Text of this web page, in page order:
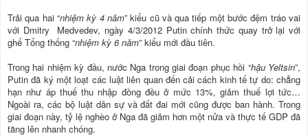
Trải qua hai “nhiệm kỳ 4 năm” kiểu cũ và qua tiếp một bước đệm tráo vai
với Dmitry Medvedev, ngày 4/3/2012 Putin chính thức quay trở lại với
ghế Tổng thống “nhiệm kỳ 6 năm” kiểu mới đầu tiên.
Trong hai nhiệm kỳ đầu, nước Nga trong giai đoạn phục hồi “hậu Yeltsin”,
Putin đã ký một loạt các luật liên quan đến cải cách kinh tế tự do: chẳng
hạn như áp thuế thu nhập đồng đều ở mức 13%, giảm thuế lợi tức…
Ngoài ra, các bộ luật dân sự và đất đai mới cũng được ban hành. Trong
giai đoạn này, tỷ lệ nghèo ở Nga đã giảm hơn một nửa và thực tế GDP đã
tăng lên nhanh chóng.